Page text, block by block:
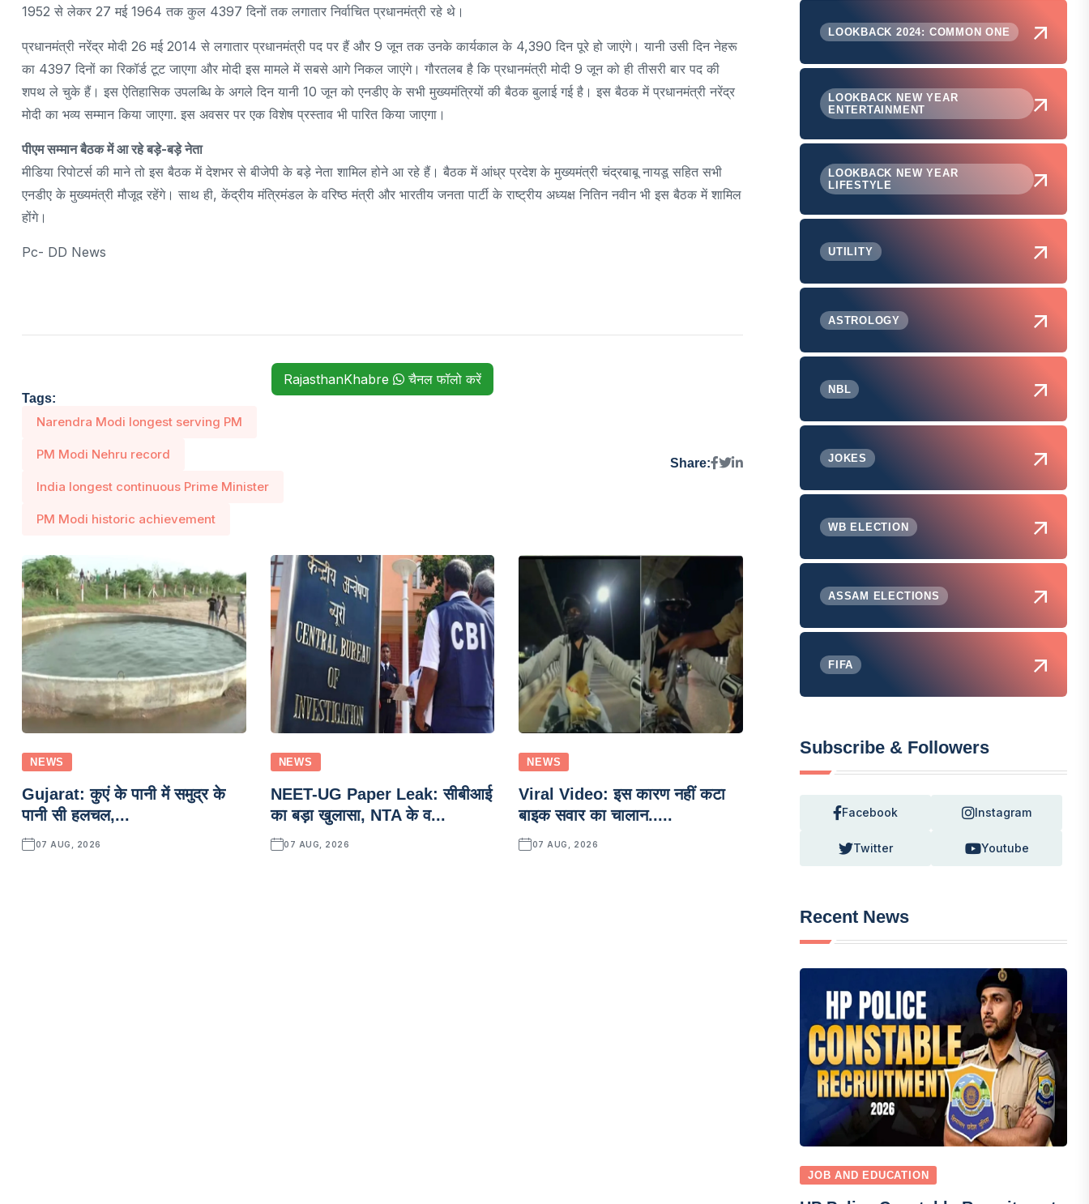
1952 से लेकर 27 मई 1964 तक कुल 4397 दिनों तक लगातार निर्वाचित प्रधानमंत्री रहे थे।
प्रधानमंत्री नरेंद्र मोदी 26 मई 2014 से लगातार प्रधानमंत्री पद पर हैं और 9 जून तक उनके कार्यकाल के 4,390 दिन पूरे हो जाएंगे। यानी उसी दिन नेहरू
का 4397 दिनों का रिकॉर्ड टूट जाएगा और मोदी इस मामले में सबसे आगे निकल जाएंगे। गौरतलब है कि प्रधानमंत्री मोदी 9 जून को ही तीसरी बार पद की
शपथ ले चुके हैं। इस ऐतिहासिक उपलब्धि के अगले दिन यानी 10 जून को एनडीए के सभी मुख्यमंत्रियों की बैठक बुलाई गई है। इस बैठक में प्रधानमंत्री नरेंद्र
मोदी का भव्य सम्मान किया जाएगा. इस अवसर पर एक विशेष प्रस्ताव भी पारित किया जाएगा।
पीएम सम्मान बैठक में आ रहे बड़े-बड़े नेता
मीडिया रिपोटर्स की माने तो इस बैठक में देशभर से बीजेपी के बड़े नेता शामिल होने आ रहे हैं। बैठक में आंध्र प्रदेश के मुख्यमंत्री चंद्रबाबू नायडू सहित सभी
एनडीए के मुख्यमंत्री मौजूद रहेंगे। साथ ही, केंद्रीय मंत्रिमंडल के वरिष्ठ मंत्री और भारतीय जनता पार्टी के राष्ट्रीय अध्यक्ष नितिन नवीन भी इस बैठक में शामिल
होंगे।
Pc- DD News
RajasthanKhabre चैनल फॉलो करें
Tags:
Narendra Modi longest serving PM
PM Modi Nehru record
India longest continuous Prime Minister
PM Modi historic achievement
Share:
NEWS
Gujarat: कुएं के पानी में समुद्र के
पानी सी हलचल,...
07 AUG, 2026
NEWS
NEET-UG Paper Leak: सीबीआई
का बड़ा खुलासा, NTA के व...
07 AUG, 2026
NEWS
Viral Video: इस कारण नहीं कटा
बाइक सवार का चालान.....
07 AUG, 2026
LOOKBACK 2024: COMMON ONE
LOOKBACK NEW YEAR
ENTERTAINMENT
LOOKBACK NEW YEAR
LIFESTYLE
UTILITY
ASTROLOGY
NBL
JOKES
WB ELECTION
ASSAM ELECTIONS
FIFA
Subscribe & Followers
Facebook Instagram
Twitter Youtube
Recent News
JOB AND EDUCATION